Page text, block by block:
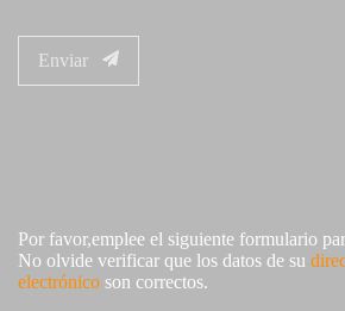
Enviar
Por favor,emplee el siguiente formulario
No olvide verificar que los datos de su
electrónico son correctos.